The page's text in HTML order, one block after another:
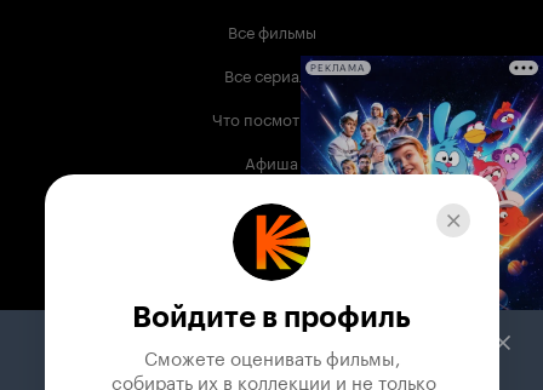
Все фильмы
Все сериалы
Что посмотреть
Афиша
Музыка
Телепрограмма
Служба поддержки
РЕКЛАМА
Войдите в профиль
Сможете оценивать фильмы,
собирать их в коллекции и не только